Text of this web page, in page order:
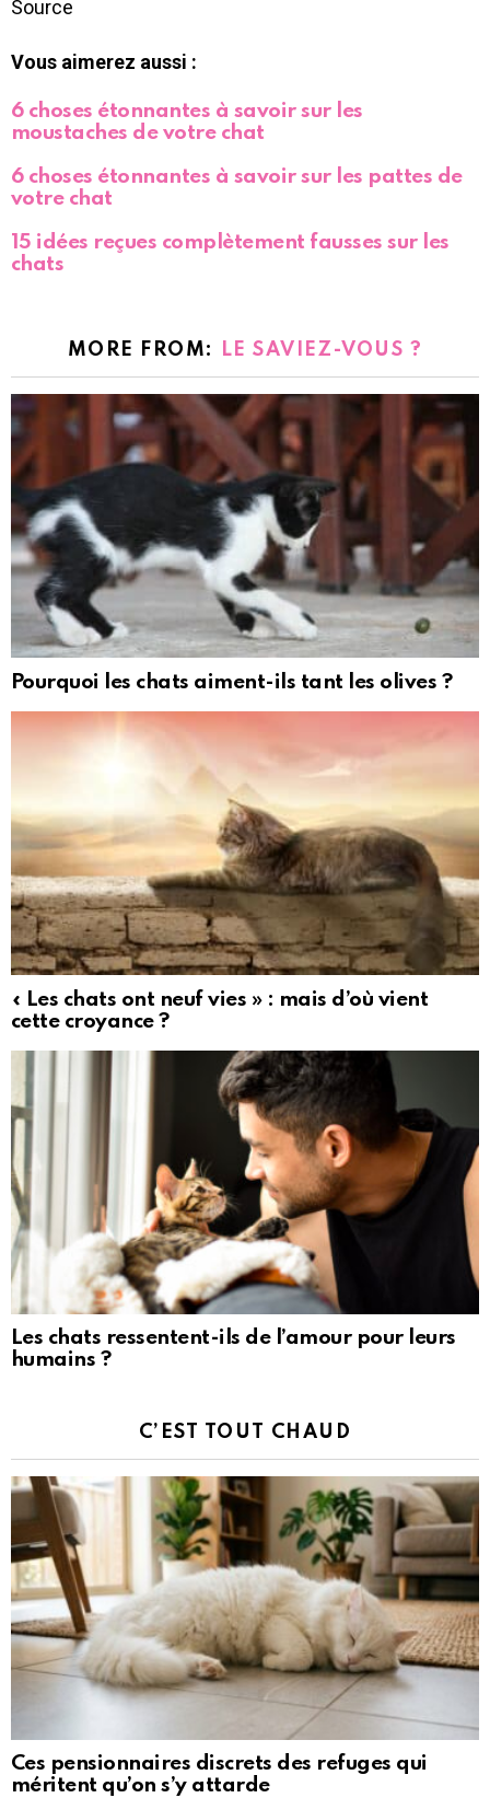
Source
Vous aimerez aussi :
6 choses étonnantes à savoir sur les
moustaches de votre chat
6 choses étonnantes à savoir sur les pattes de
votre chat
15 idées reçues complètement fausses sur les
chats
MORE FROM: LE SAVIEZ-VOUS ?
Pourquoi les chats aiment-ils tant les olives ?
« Les chats ont neuf vies » : mais d’où vient
cette croyance ?
Les chats ressentent-ils de l’amour pour leurs
humains ?
C’EST TOUT CHAUD
Ces pensionnaires discrets des refuges qui
méritent qu’on s’y attarde